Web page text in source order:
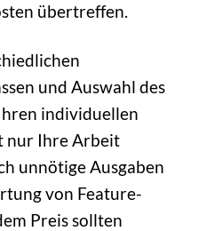
übertreffen.
und Auswahl des
individuellen
nur Ihre Arbeit
unnötige Ausgaben
von Feature-
Preis sollten